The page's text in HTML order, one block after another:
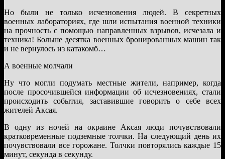
Но были не только исчезновения людей. В секретных
военных лабораториях, где шли испытания военной техники
на прочность с помощью направленных взрывов, исчезала и
техника! Больше десятка военных бронированных машин так
и не вернулось из катакомб…
А военные молчали
Ну что могли подумать местные жители, например, когда
после просочившейся информации об исчезновениях, стали
происходить события, заставившие говорить о себе всех
жителей Аксая.
В одну из ночей на окраине Аксая люди почувствовали
кратковременные подземные толчки. На следующий день их
почувствовали все горожане. Толчки повторялись каждые 15
минут, секунда в секунду.